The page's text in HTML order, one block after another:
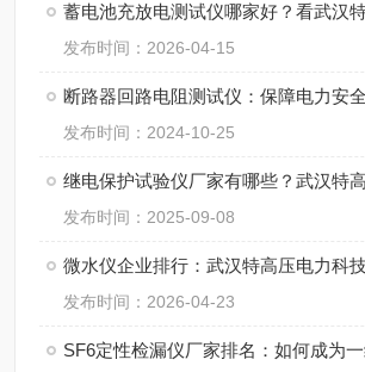
蓄电池充放电测试仪哪家好？看武汉
发布时间：2026-04-15
断路器回路电阻测试仪：保障电力安
发布时间：2024-10-25
继电保护试验仪厂家有哪些？武汉特
发布时间：2025-09-08
发布时间：2026-04-23